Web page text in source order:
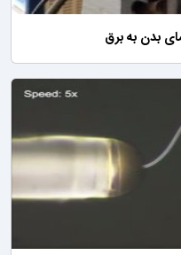
بدن به برق